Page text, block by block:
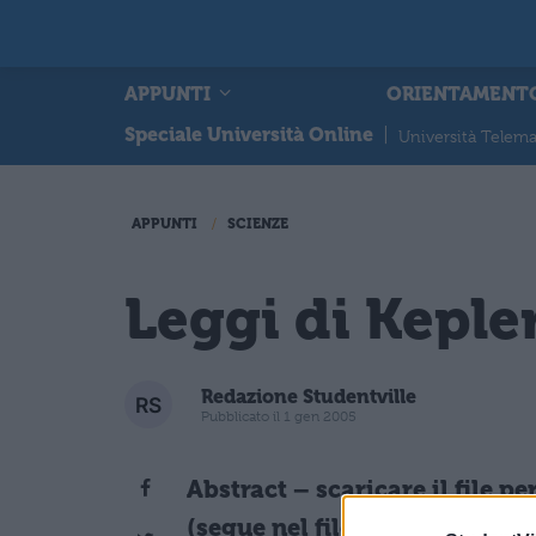
APPUNTI
Speciale Università Online
Università
APPUNTI SCIENZE
Leggi di
Redazione Studentville
Pubblicato il 1 gen 2005
Abstract – scaricare il file
(segue nel file da scaricare)